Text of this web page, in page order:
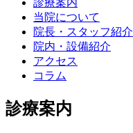
当院について
院長・スタッフ紹介
院内・設備紹介
アクセス
コラム
診療案内